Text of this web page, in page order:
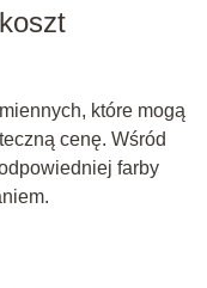
które mogą
cenę. Wśród
farby